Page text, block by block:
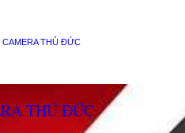
CAMERA THỦ ĐỨC
THỦ ĐỨC